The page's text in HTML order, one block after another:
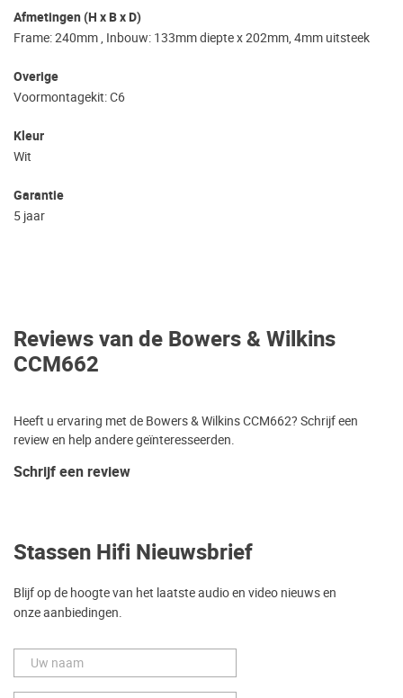
Afmetingen (H x B x D)
Frame: 240mm , Inbouw: 133mm diepte x 202mm, 4mm uitsteek
Overige
Voormontagekit: C6
Kleur
Wit
Garantie
5 jaar
Reviews van de Bowers & Wilkins
CCM662
Heeft u ervaring met de Bowers & Wilkins CCM662? Schrijf een
review en help andere geïnteresseerden.
Schrijf een review
Stassen Hifi Nieuwsbrief
Blijf op de hoogte van het laatste audio en video nieuws en
onze aanbiedingen.